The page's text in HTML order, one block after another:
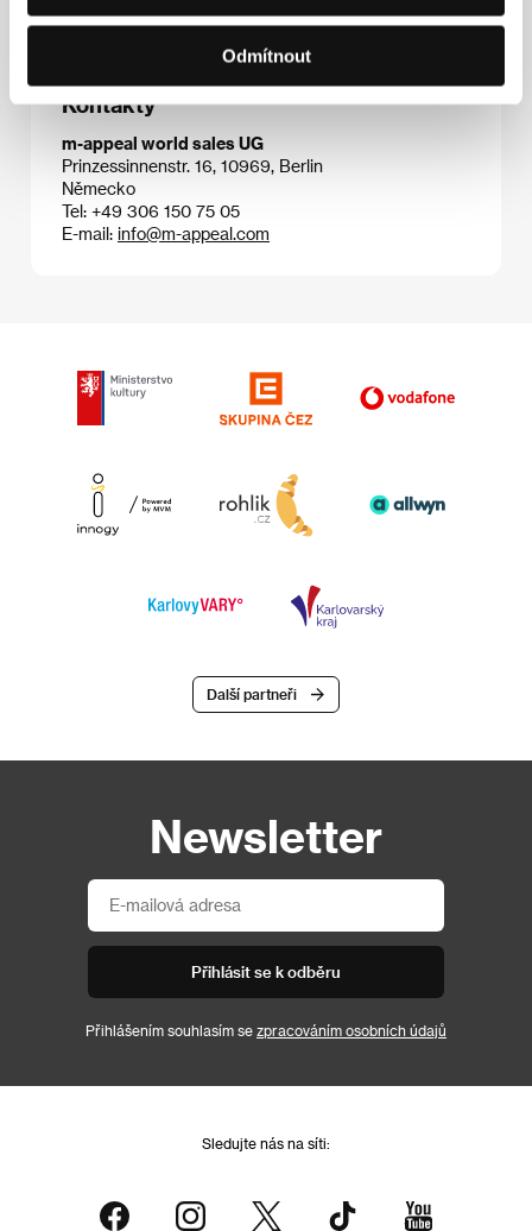
Odmítnout
Kontakty
m-appeal world sales UG
Prinzessinnenstr. 16, 10969, Berlin
Německo
Tel: +49 306 150 75 05
E-mail: info@m-appeal.com
Další partneři
Newsletter
Přihlásit se k odběru
Přihlášením souhlasím se zpracováním osobních údajů
Sledujte nás na síti: